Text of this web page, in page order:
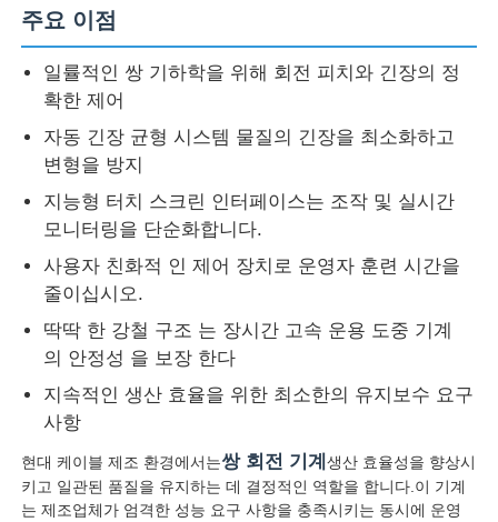
싱글 트위스트 기계
케이블링 머신
페어 트위스트 머신
와이어 부설 기계
되감기 기계
기계에서 떨어져 있는 견인
케이블 포장 기계
주요 이점
일률적인 쌍 기하학을 위해 회전 피치와 긴장의 정
확한 제어
자동 긴장 균형 시스템 물질의 긴장을 최소화하고
변형을 방지
지능형 터치 스크린 인터페이스는 조작 및 실시간
모니터링을 단순화합니다.
사용자 친화적 인 제어 장치로 운영자 훈련 시간을
줄이십시오.
딱딱 한 강철 구조 는 장시간 고속 운용 도중 기계
의 안정성 을 보장 한다
지속적인 생산 효율을 위한 최소한의 유지보수 요구
사항
현대 케이블 제조 환경에서는쌍 회전 기계생산 효율성을 향상시
키고 일관된 품질을 유지하는 데 결정적인 역할을 합니다.이 기계
는 제조업체가 엄격한 성능 요구 사항을 충족시키는 동시에 운영